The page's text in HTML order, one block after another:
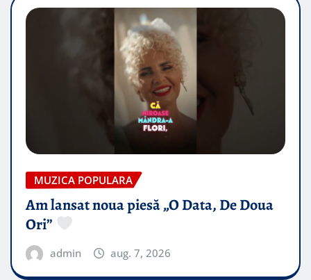
MUZICA POPULARA
Am lansat noua piesă „O Data, De Doua
Ori”
admin aug. 7, 2026